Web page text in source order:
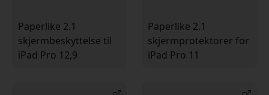
Paperlike 2.1
skjermbeskyttelse til
iPad Pro 12,9
Paperlike 2.1
skjermprotektorer for
iPad Pro 11